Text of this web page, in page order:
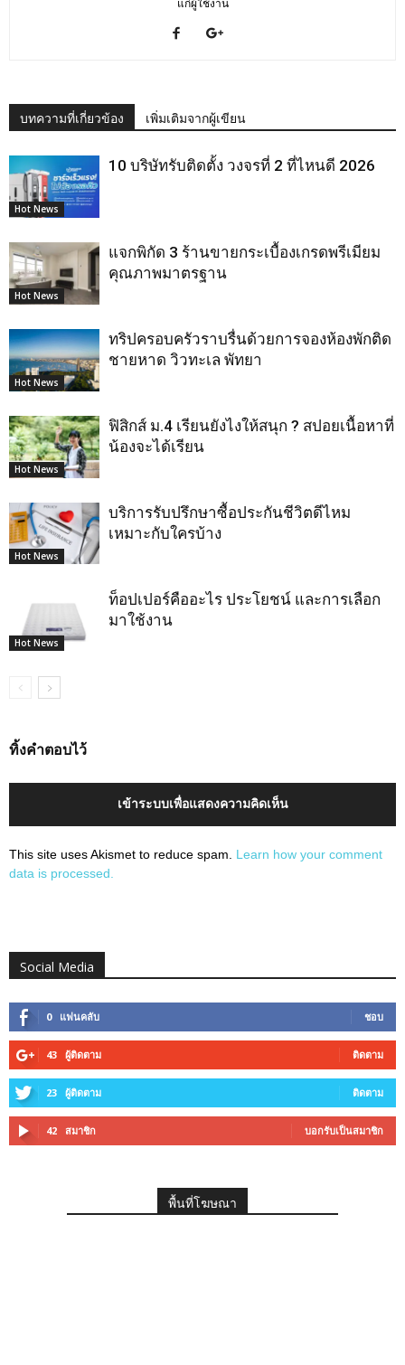
แก่ผู้ใช้งาน
บทความที่เกี่ยวข้อง เพิ่มเติมจากผู้เขียน
Hot News
10 บริษัทรับติดตั้ง วงจรที่ 2 ที่ไหนดี 2026
Hot News
แจกพิกัด 3 ร้านขายกระเบื้องเกรดพรีเมียม
คุณภาพมาตรฐาน
Hot News
ทริปครอบครัวราบรื่นด้วยการจองห้องพักติด
ชายหาด วิวทะเล พัทยา
Hot News
ฟิสิกส์ ม.4 เรียนยังไงให้สนุก ? สปอยเนื้อหาที่
น้องจะได้เรียน
Hot News
บริการรับปรึกษาซื้อประกันชีวิตดีไหม
เหมาะกับใครบ้าง
Hot News
ท็อปเปอร์คืออะไร ประโยชน์ และการเลือก
มาใช้งาน
ทิ้งคำตอบไว้
เข้าระบบเพื่อแสดงความคิดเห็น
This site uses Akismet to reduce spam. Learn how your comment
data is processed.
Social Media
0 แฟนคลับ ชอบ
43 ผู้ติดตาม ติดตาม
23 ผู้ติดตาม ติดตาม
42 สมาชิก บอกรับเป็นสมาชิก
พื้นที่โฆษณา